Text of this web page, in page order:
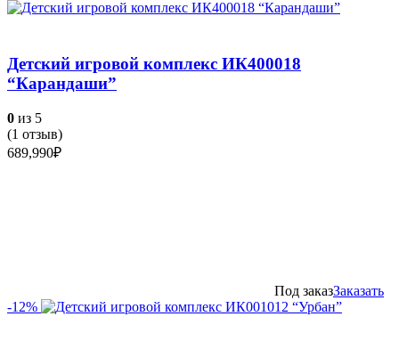
Детский игровой комплекс ИК400018
“Карандаши”
0 из 5
(1 отзыв)
689,990₽
Под заказЗаказать
-12%